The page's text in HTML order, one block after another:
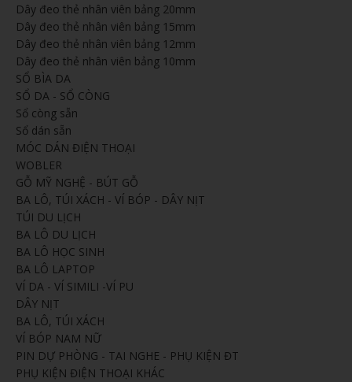
Dây đeo thẻ nhân viên bảng 20mm
Dây đeo thẻ nhân viên bảng 15mm
Dây đeo thẻ nhân viên bảng 12mm
Dây đeo thẻ nhân viên bảng 10mm
SỔ BÌA DA
SỔ DA - SỔ CÒNG
Sổ còng sẵn
Sổ dán sẵn
MÓC DÁN ĐIỆN THOẠI
WOBLER
GỖ MỸ NGHỆ - BÚT GỖ
BA LÔ, TÚI XÁCH - VÍ BÓP - DÂY NỊT
TÚI DU LỊCH
BA LÔ DU LỊCH
BA LÔ HỌC SINH
BA LÔ LAPTOP
VÍ DA - VÍ SIMILI -VÍ PU
DÂY NỊT
BA LÔ, TÚI XÁCH
VÍ BÓP NAM NỮ
PIN DỰ PHÒNG - TAI NGHE - PHỤ KIỆN ĐT
PHỤ KIỆN ĐIỆN THOẠI KHÁC